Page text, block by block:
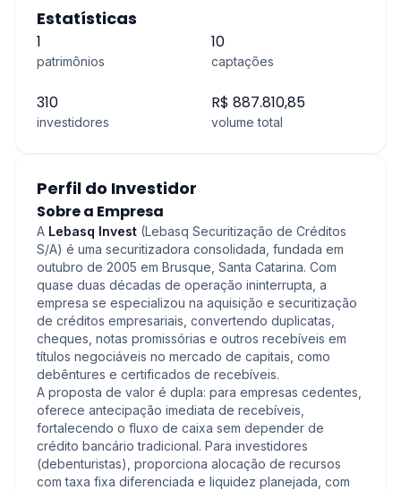
Estatísticas
1
patrimônios
10
captações
310
investidores
R$ 887.810,85
volume total
Perfil do Investidor
Sobre a Empresa
A Lebasq Invest (Lebasq Securitização de Créditos
S/A) é uma securitizadora consolidada, fundada em
outubro de 2005 em Brusque, Santa Catarina. Com
quase duas décadas de operação ininterrupta, a
empresa se especializou na aquisição e securitização
de créditos empresariais, convertendo duplicatas,
cheques, notas promissórias e outros recebíveis em
títulos negociáveis no mercado de capitais, como
debêntures e certificados de recebíveis.
A proposta de valor é dupla: para empresas cedentes,
oferece antecipação imediata de recebíveis,
fortalecendo o fluxo de caixa sem depender de
crédito bancário tradicional. Para investidores
(debenturistas), proporciona alocação de recursos
com taxa fixa diferenciada e liquidez planejada, com